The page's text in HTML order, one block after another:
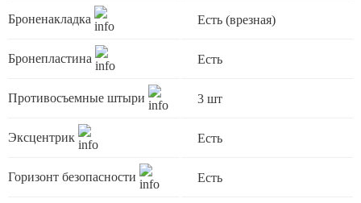
Броненакладка Есть (врезная)
Бронепластина Есть
Противосъемные штыри 3 шт
Эксцентрик Есть
Горизонт безопасности Есть